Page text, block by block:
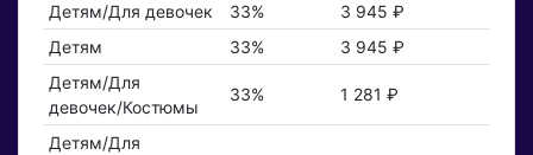
Детям/Для девочек 33%
3 945 ₽
Детям
33%
3 945 ₽
Детям/Для
девочек/Костюмы
33% 1 281 ₽
Детям/Для